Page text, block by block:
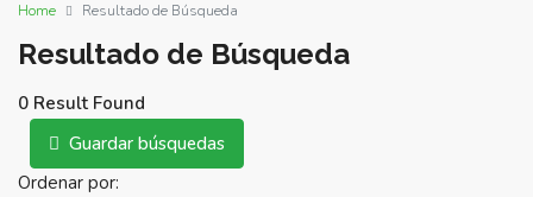
Home Resultado de Búsqueda
Resultado de Búsqueda
0 Result Found
Ordenar por:
Guardar búsquedas